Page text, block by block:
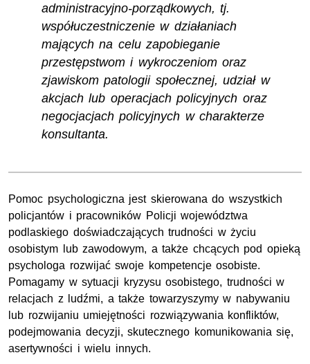
administracyjno-porządkowych, tj.
współuczestniczenie w działaniach
mających na celu zapobieganie
przestępstwom i wykroczeniom oraz
zjawiskom patologii społecznej, udział w
akcjach lub operacjach policyjnych oraz
negocjacjach policyjnych w charakterze
konsultanta.
Pomoc psychologiczna jest skierowana do wszystkich
policjantów i pracowników Policji województwa
podlaskiego doświadczających trudności w życiu
osobistym lub zawodowym, a także chcących pod opieką
psychologa rozwijać swoje kompetencje osobiste.
Pomagamy w sytuacji kryzysu osobistego, trudności w
relacjach z ludźmi, a także towarzyszymy w nabywaniu
lub rozwijaniu umiejętności rozwiązywania konfliktów,
podejmowania decyzji, skutecznego komunikowania się,
asertywności i wielu innych.